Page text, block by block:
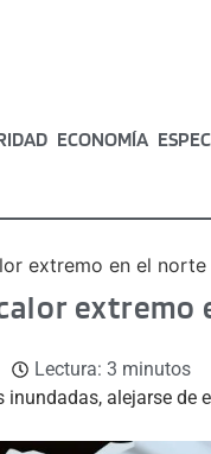
ECONOMÍA
extremo en el
extremo
Lectura: 3 minutos
alejarse